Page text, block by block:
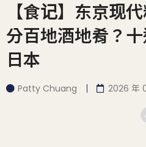
【食记】东京现
分百地酒地肴？
日本
Patty Chuang 2026 年